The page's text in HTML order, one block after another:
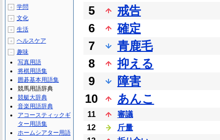
5
戒告
6
確定
7
青鹿毛
8
抑える
9
障害
10
あんこ
11
審議
12
斤量
＋ 学問
＋ 文化
＋ 生活
＋ ヘルスケア
－
趣味
写真用語
将棋用語集
囲碁基本用語集
競馬用語辞典
競艇大辞典
音楽用語辞典
アコースティックギ
ター用語集
ホームシアター用語